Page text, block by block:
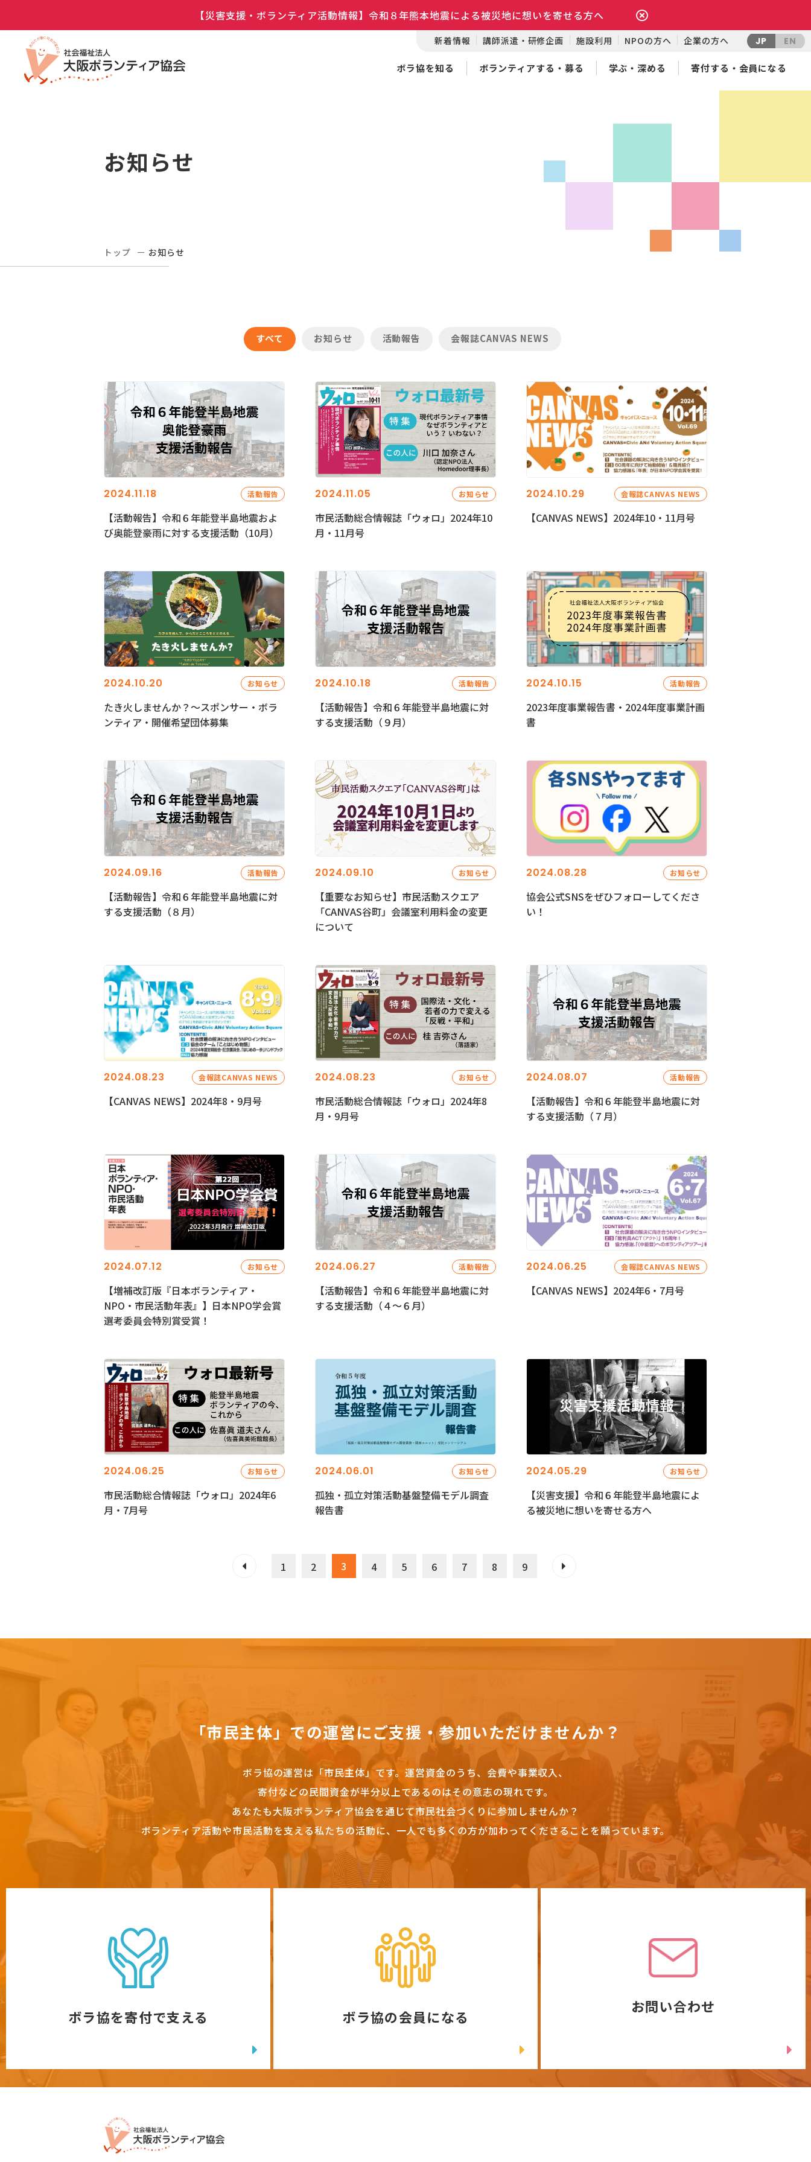
【災害支援・ボランティア活動情報】令和８年熊本地震による被災地に想いを寄せる方へ
新着情報 講師派遣・研修企画 施設利用 NPOの方へ 企業の方へ JP EN
ボラ協を知る ボランティアする・募る 学ぶ・深める 寄付する・会員になる
お知らせ
トップ お知らせ
すべて お知らせ 活動報告 会報誌CANVAS NEWS
2024.11.18 活動報告
【活動報告】令和６年能登半島地震およ
び奥能登豪雨に対する支援活動（10月）
2024.11.05 お知らせ
市民活動総合情報誌「ウォロ」2024年10
月・11月号
2024.10.29 会報誌CANVAS NEWS
【CANVAS NEWS】2024年10・11月号
2024.10.20 お知らせ
たき火しませんか？～スポンサー・ボラ
ンティア・開催希望団体募集
2024.10.18 活動報告
【活動報告】令和６年能登半島地震に対
する支援活動（９月）
2024.10.15 活動報告
2023年度事業報告書・2024年度事業計画
書
2024.09.16 活動報告
【活動報告】令和６年能登半島地震に対
する支援活動（８月）
2024.09.10 お知らせ
【重要なお知らせ】市民活動スクエア
「CANVAS谷町」会議室利用料金の変更
について
2024.08.28 お知らせ
協会公式SNSをぜひフォローしてくださ
い！
2024.08.23 会報誌CANVAS NEWS
【CANVAS NEWS】2024年8・9月号
2024.08.23 お知らせ
市民活動総合情報誌「ウォロ」2024年8
月・9月号
2024.08.07 活動報告
【活動報告】令和６年能登半島地震に対
する支援活動（７月）
2024.07.12 お知らせ
【増補改訂版『日本ボランティア・
NPO・市民活動年表』】日本NPO学会賞
選考委員会特別賞受賞！
2024.06.27 活動報告
【活動報告】令和６年能登半島地震に対
する支援活動（４〜６月）
2024.06.25 会報誌CANVAS NEWS
【CANVAS NEWS】2024年6・7月号
2024.06.25 お知らせ
市民活動総合情報誌「ウォロ」2024年6
月・7月号
2024.06.01 お知らせ
孤独・孤立対策活動基盤整備モデル調査
報告書
2024.05.29 お知らせ
【災害支援】令和６年能登半島地震によ
る被災地に想いを寄せる方へ
1 2 3 4 5 6 7 8 9
「市民主体」での運営にご支援・参加いただけませんか？
ボラ協の運営は「市民主体」です。 運営資金のうち、会費や事業収入、
寄付などの民間資金が半分以上であるのはその意志の現れです。
あなたも大阪ボランティア協会を通じて市民社会づくりに参加しませんか？
ボランティア活動や市民活動を支える私たちの活動に、一人でも多くの方が加わってくださることを願っています。
ボラ協を寄付で支える ボラ協の会員になる
お問い合わせ